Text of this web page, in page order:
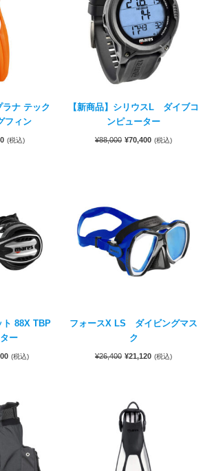
ラナ テック
フィン
(税込)
【新商品】シリウスL ダイブコ
ンピューター
¥88,000 ¥70,400 (税込)
ト 88X TBP
ー
(税込)
フォースX LS ダイビングマス
ク
¥26,400 ¥21,120 (税込)